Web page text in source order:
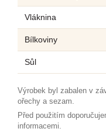
Vláknina
Bílkoviny
Sůl
Výrobek byl zabalen v
ořechy a sezam.
Před použitím
informacemi.